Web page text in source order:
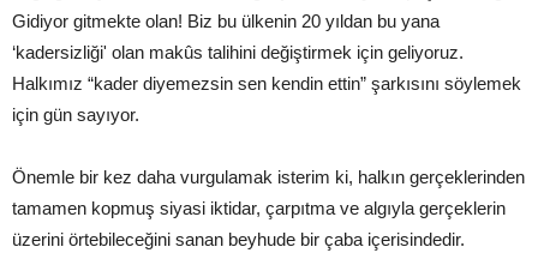
Gidiyor gitmekte olan! Biz bu ülkenin 20 yıldan bu yana
‘kadersizliği' olan makûs talihini değiştirmek için geliyoruz.
Halkımız “kader diyemezsin sen kendin ettin” şarkısını söylemek
için gün sayıyor.
Önemle bir kez daha vurgulamak isterim ki, halkın gerçeklerinden
tamamen kopmuş siyasi iktidar, çarpıtma ve algıyla gerçeklerin
üzerini örtebileceğini sanan beyhude bir çaba içerisindedir.